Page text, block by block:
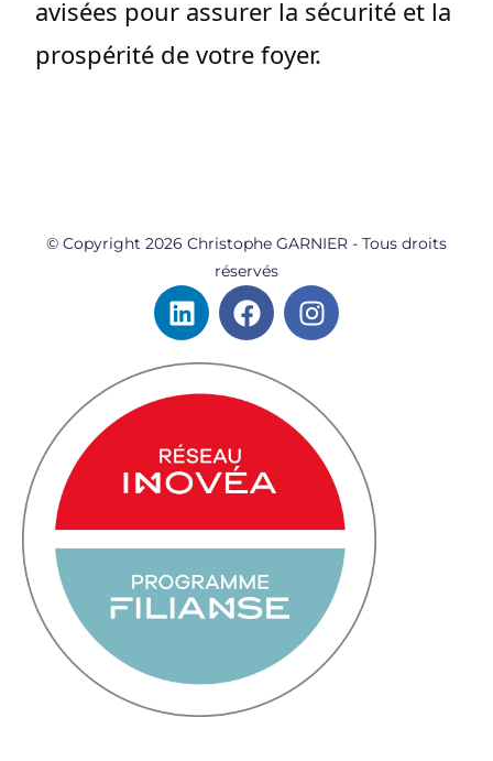
avisées pour assurer la sécurité et la
prospérité de votre foyer.
© Copyright 2026 Christophe GARNIER - Tous droits
réservés